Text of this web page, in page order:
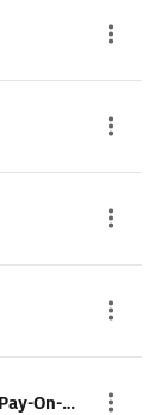
Parkplatz Bridgewater Hall Pay-On-Arrival Car Park